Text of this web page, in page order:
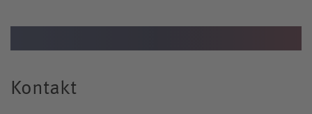
Kontakt